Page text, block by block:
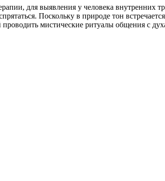
для выявления у человека внутренних
Поскольку в природе тон
мистические ритуалы общения с